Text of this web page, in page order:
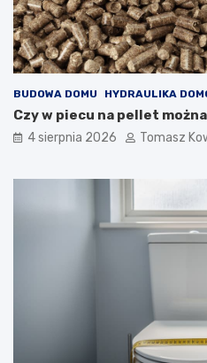
BUDOWA DOMU HYDRAULIKA
Czy w piecu na pellet
4 sierpnia 2026 Tomasz